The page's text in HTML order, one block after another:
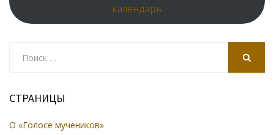
календарь
СТРАНИЦЫ
О «Голосе мучеников»